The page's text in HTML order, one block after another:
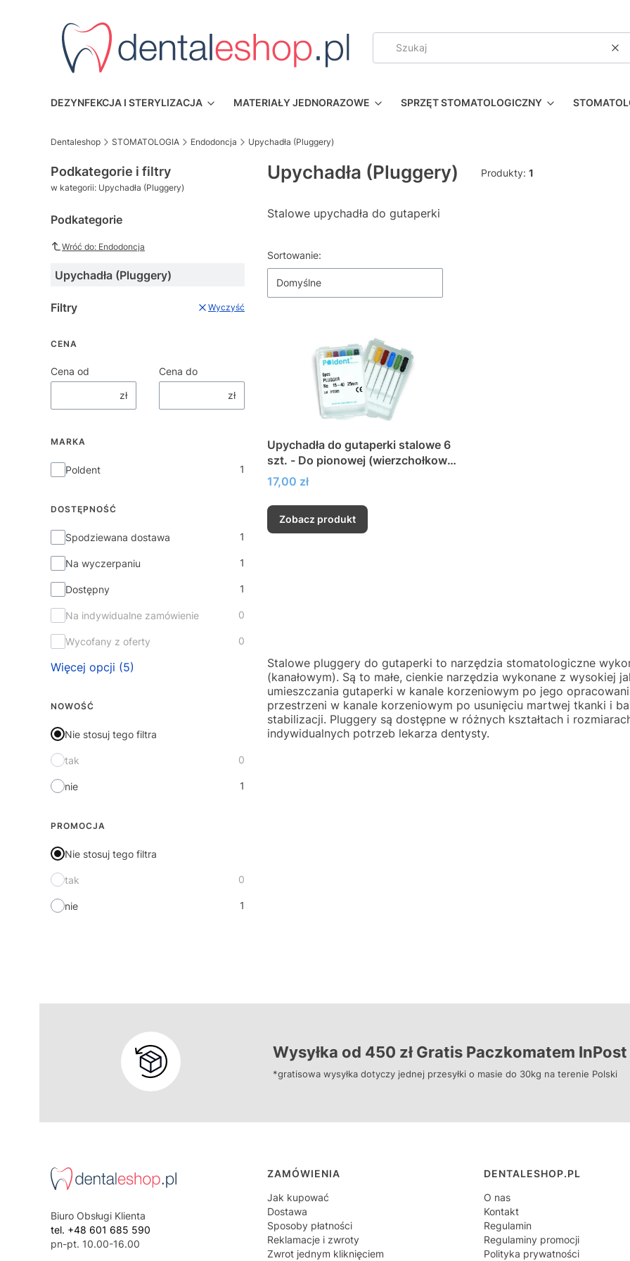
DEZYNFEKCJA I STERYLIZACJA MATERIAŁY JEDNORAZOWE SPRZĘT STOMATOLOGICZNY
Dentaleshop STOMATOLOGIA Endodoncja Upychadła (Pluggery)
Podkategorie i filtry
w kategorii: Upychadła (Pluggery)
Podkategorie
Wróć do: Endodoncja
Upychadła (Pluggery)
Filtry Wyczyść
CENA
Cena od
zł
Cena do
zł
MARKA
MarkaPoldent 1
DOSTĘPNOŚĆ
Dostępność
Spodziewana dostawa 1
Na wyczerpaniu 1
Dostępny 1
Na indywidualne zamówienie 0
Wycofany z oferty 0
Więcej opcji (5)
NOWOŚĆ
Nie stosuj tego filtra
tak 0
nie 1
PROMOCJA
Nie stosuj tego filtra
tak 0
nie 1
Upychadła (Pluggery) Produkty: 1
Stalowe upychadła do gutaperki
Lista produktów
Sortowanie:
Domyślne
Upychadła do gutaperki stalowe 6
szt. - Do pionowej (wierzchołkowej)
kondensacji gutaperki
Cena
17,00 zł
Zobacz produkt
Stalowe pluggery do gutaperki to narzędzia stomatologiczne
(kanałowym). Są to małe, cienkie narzędzia wykonane z wysokiej
umieszczania gutaperki w kanale korzeniowym po jego
przestrzeni w kanale korzeniowym po usunięciu martwej tkanki i
stabilizacji. Pluggery są dostępne w różnych kształtach i
indywidualnych potrzeb lekarza dentysty.
Wysyłka od 450 zł Gratis Paczkomatem
*gratisowa wysyłka dotyczy jednej przesyłki o masie do 30kg na terenie Polski
Biuro Obsługi Klienta
tel. +48 601 685 590
pn-pt. 10.00-16.00
Linki w stopce
ZAMÓWIENIA
Jak kupować
Dostawa
Sposoby płatności
Reklamacje i zwroty
Zwrot jednym kliknięciem
DENTALESHOP.PL
O nas
Kontakt
Regulamin
Regulaminy promocji
Polityka prywatności